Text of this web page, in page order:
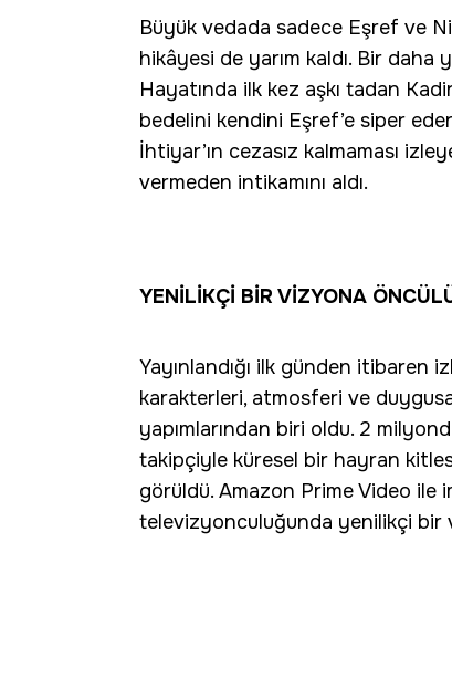
Büyük vedada sadece Eşref ve
hikâyesi de yarım kaldı. Bir
Hayatında ilk kez aşkı tadan
bedelini kendini Eşref’e siper
İhtiyar’ın cezasız kalmaması
vermeden intikamını aldı.
YENİLİKÇİ BİR VİZYONA
Yayınlandığı ilk günden itibaren
karakterleri, atmosferi ve
yapımlarından biri oldu. 2
takipçiyle küresel bir hayran kitlesi
görüldü. Amazon Prime Video ile
televizyonculuğunda yenilikçi bir